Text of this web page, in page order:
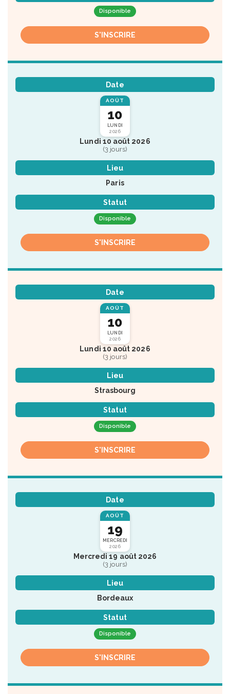
Disponible
S'INSCRIRE
Date
AOÛT
10
LUNDI
2026
Lundi 10 août 2026
(3 jours)
Lieu
Paris
Statut
Disponible
S'INSCRIRE
Date
AOÛT
10
LUNDI
2026
Lundi 10 août 2026
(3 jours)
Lieu
Strasbourg
Statut
Disponible
S'INSCRIRE
Date
AOÛT
19
MERCREDI
2026
Mercredi 19 août 2026
(3 jours)
Lieu
Bordeaux
Statut
Disponible
S'INSCRIRE